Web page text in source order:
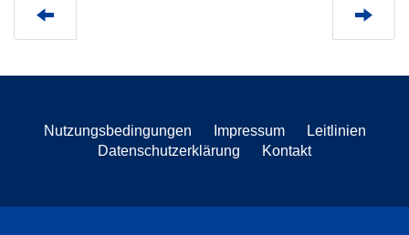
Nutzungsbedingungen Impressum
Leitlinien
Datenschutzerklärung
Kontakt